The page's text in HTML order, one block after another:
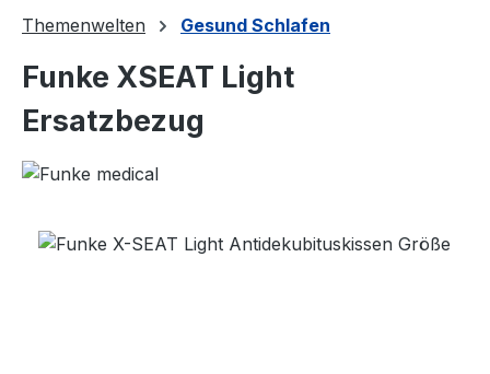
Themenwelten Gesund Schlafen
Funke XSEAT Light
Ersatzbezug
Bildergalerie überspringen